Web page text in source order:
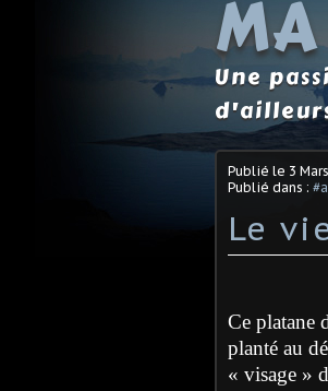
Une
Publié le 3
Publié dans :
Le
Ce platane
planté au
« visage »